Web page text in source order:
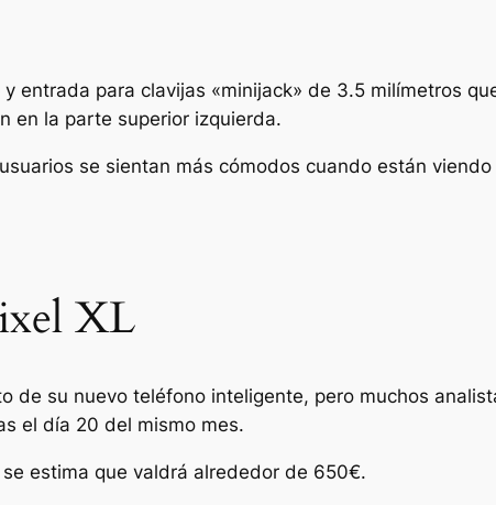
entrada para clavijas «minijack» de 3.5 milímetros
en la parte superior izquierda.
se sientan más cómodos cuando están
XL
de su nuevo teléfono inteligente, pero muchos
el día 20 del mismo mes.
estima que valdrá alrededor de 650€.